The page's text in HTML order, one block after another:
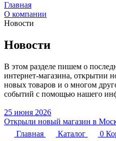
Главная
О компании
Новости
Новости
В этом разделе пишем о
интернет-магазина, открытии
новых товаров и о многом
событий с помощью нашего
25 июня 2026
Открыли новый магазин в
Главная
Каталог 0